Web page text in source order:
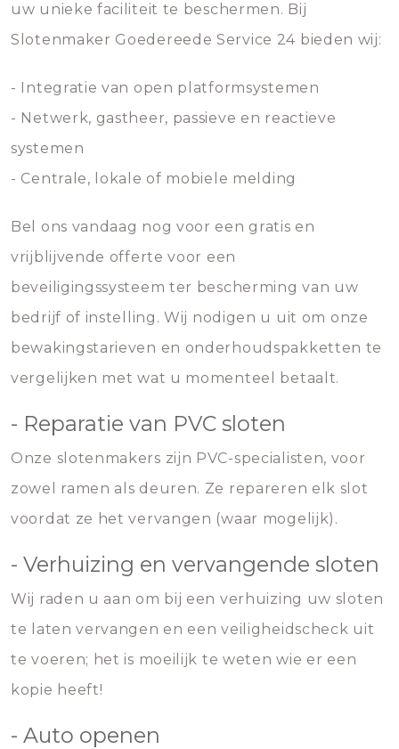
uw unieke faciliteit te beschermen. Bij
Slotenmaker Goedereede Service 24 bieden wij:
- Integratie van open platformsystemen
- Netwerk, gastheer, passieve en reactieve
systemen
- Centrale, lokale of mobiele melding
Bel ons vandaag nog voor een gratis en
vrijblijvende offerte voor een
beveiligingssysteem ter bescherming van uw
bedrijf of instelling. Wij nodigen u uit om onze
bewakingstarieven en onderhoudspakketten te
vergelijken met wat u momenteel betaalt.
- Reparatie van PVC sloten
Onze slotenmakers zijn PVC-specialisten, voor
zowel ramen als deuren. Ze repareren elk slot
voordat ze het vervangen (waar mogelijk).
- Verhuizing en vervangende sloten
Wij raden u aan om bij een verhuizing uw sloten
te laten vervangen en een veiligheidscheck uit
te voeren; het is moeilijk te weten wie er een
kopie heeft!
- Auto openen